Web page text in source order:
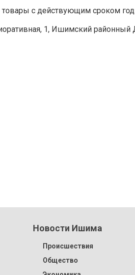
с действующим сроком
1, Ишимский
Новости Ишима
Происшествия
Общество